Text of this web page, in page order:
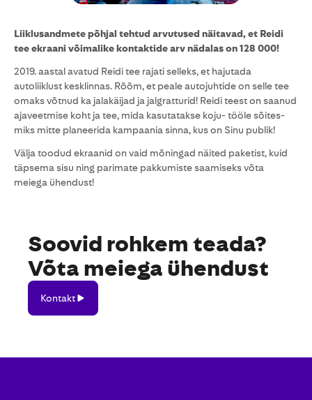
Liiklusandmete põhjal tehtud arvutused näitavad, et Reidi
tee ekraani võimalike kontaktide arv nädalas on 128 000!
2019. aastal avatud Reidi tee rajati selleks, et hajutada
autoliiklust kesklinnas. Rõõm, et peale autojuhtide on selle tee
omaks võtnud ka jalakäijad ja jalgratturid! Reidi teest on saanud
ajaveetmise koht ja tee, mida kasutatakse koju- tööle sõites-
miks mitte planeerida kampaania sinna, kus on Sinu publik!
Välja toodud ekraanid on vaid mõningad näited paketist, kuid
täpsema sisu ning parimate pakkumiste saamiseks võta
meiega ühendust!
Soovid rohkem teada?
Võta meiega ühendust
Kontakt